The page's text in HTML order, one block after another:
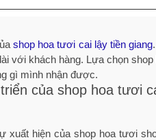
shop hoa tươi cai lậy tiền giang
với khách hàng. Lựa chọn
gì mình nhận được.
của shop hoa tươi
xuất hiện của shop hoa tươi